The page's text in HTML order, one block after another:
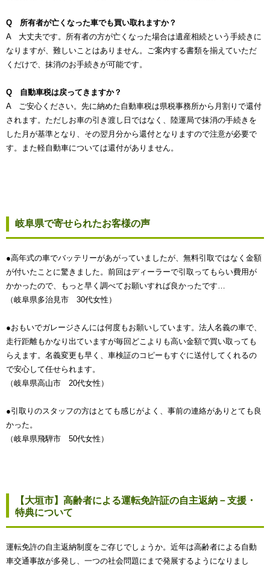
Q 所有者が亡くなった車でも買い取れますか？
A 大丈夫です。所有者の方が亡くなった場合は遺産相続という手続きに
なりますが、難しいことはありません。ご案内する書類を揃えていただ
くだけで、抹消のお手続きが可能です。
Q 自動車税は戻ってきますか？
A ご安心ください。先に納めた自動車税は県税事務所から月割りで還付
されます。ただしお車の引き渡し日ではなく、陸運局で抹消の手続きを
した月が基準となり、その翌月分から還付となりますので注意が必要で
す。また軽自動車については還付がありません。
岐阜県で寄せられたお客様の声
●高年式の車でバッテリーがあがっていましたが、無料引取ではなく金額
が付いたことに驚きました。前回はディーラーで引取ってもらい費用が
かかったので、もっと早く調べてお願いすれば良かったです…
（岐阜県多治見市 30代女性）
●おもいでガレージさんには何度もお願いしています。法人名義の車で、
走行距離もかなり出ていますが毎回どこよりも高い金額で買い取っても
らえます。名義変更も早く、車検証のコピーもすぐに送付してくれるの
で安心して任せられます。
（岐阜県高山市 20代女性）
●引取りのスタッフの方はとても感じがよく、事前の連絡がありとても良
かった。
（岐阜県飛騨市 50代女性）
【大垣市】高齢者による運転免許証の自主返納－支援・
特典について
運転免許の自主返納制度をご存じでしょうか。近年は高齢者による自動
車交通事故が多発し、一つの社会問題にまで発展するようになりまし